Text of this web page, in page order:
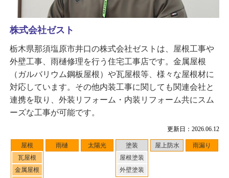
更新日：2026.06.12
屋根
瓦屋根
金属屋根
雨樋 太陽光
塗装
屋根塗装
外壁塗装
屋上防水 雨漏り
株式会社ゼスト
栃木県那須塩原市井口の株式会社ゼストは、屋根工事や
外壁工事、雨樋修理を行う住宅工事店です。金属屋根
（ガルバリウム鋼板屋根）や瓦屋根等、様々な屋根材に
対応しています。その他内装工事に関しても関連会社と
連携を取り、外装リフォーム・内装リフォーム共にスム
ーズな工事が可能です。